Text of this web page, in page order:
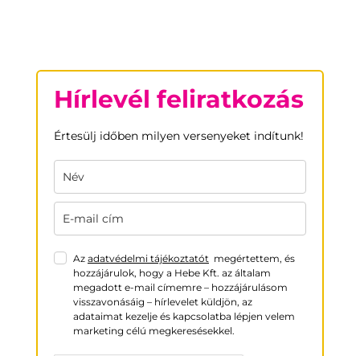
Hírlevél feliratkozás
Értesülj időben milyen versenyeket indítunk!
Az adatvédelmi tájékoztatótmegértettem, és
hozzájárulok, hogy a Hebe Kft. az általam
megadott e-mail címemre – hozzájárulásom
visszavonásáig – hírlevelet küldjön, az
adataimat kezelje és kapcsolatba lépjen velem
marketing célú megkeresésekkel.